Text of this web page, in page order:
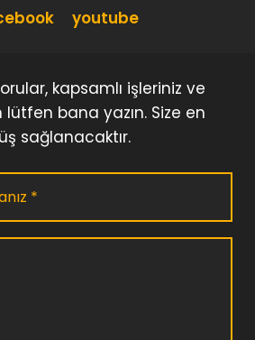
youtube
kapsamlı işleriniz ve
bana yazın. Size en
sağlanacaktır.
*